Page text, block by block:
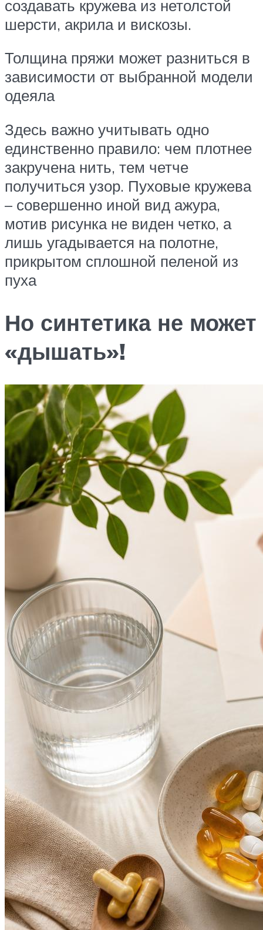
создавать кружева из нетолстой
шерсти, акрила и вискозы.
Толщина пряжи может разниться в
зависимости от выбранной модели
одеяла
Здесь важно учитывать одно
единственно правило: чем плотнее
закручена нить, тем четче
получиться узор. Пуховые кружева
– совершенно иной вид ажура,
мотив рисунка не виден четко, а
лишь угадывается на полотне,
прикрытом сплошной пеленой из
пуха
Но синтетика не может
«дышать»!